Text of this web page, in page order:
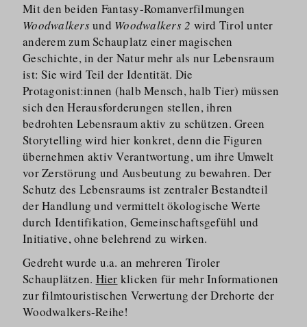
Mit den beiden Fantasy-Romanver­filmungen
Woodwalkersund Woodwalkers 2 wird Tirol unter
anderem zum Schauplatz einer magischen
Geschichte, in der Natur mehr als nur Lebensraum
ist: Sie wird Teil der Identität. Die
Protagonist:innen (halb Mensch, halb Tier) müssen
sich den Herausfor­derungen stellen, ihren
bedrohten Lebensraum aktiv zu schützen. Green
Storytelling wird hier konkret, denn die Figuren
übernehmen aktiv Verantwortung, um ihre Umwelt
vor Zerstörung und Ausbeutung zu bewahren. Der
Schutz des Lebensraums ist zentraler Bestandteil
der Handlung und vermittelt ökologische Werte
durch Identifikation, Gemeinschaftsgefühl und
Initiative, ohne belehrend zu wirken.
Gedreht wurde u.a. an mehreren Tiroler
Schauplätzen. Hier klicken für mehr Informationen
zur filmtouristischen Verwertung der Drehorte der
Woodwalkers-Reihe!